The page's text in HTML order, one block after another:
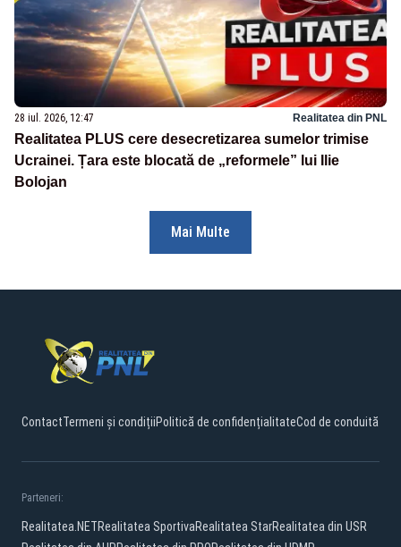
28 iul. 2026, 12:47 Realitatea din PNL
Realitatea PLUS cere desecretizarea sumelor trimise
Ucrainei. Țara este blocată de „reformele” lui Ilie
Bolojan
Mai Multe
ContactTermeni și condițiiPolitică de confidențialitateCod de conduită
Parteneri:
Realitatea.NETRealitatea SportivaRealitatea StarRealitatea din USR